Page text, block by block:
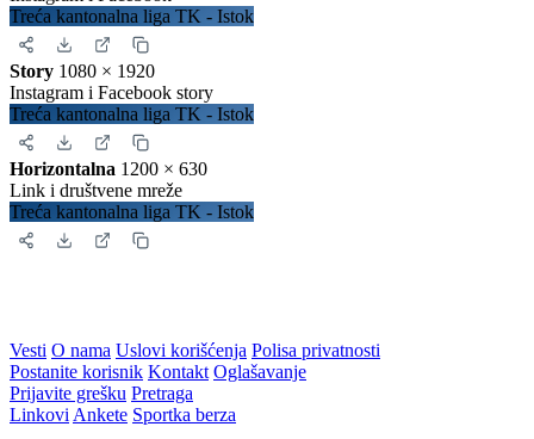
Ovako će izgledati prikaz na Vašoj stranici:
Zatvori
Slika za deljenje
Instagram objava1080 × 1350
Uspravna objava
Treća kantonalna liga TK - Istok